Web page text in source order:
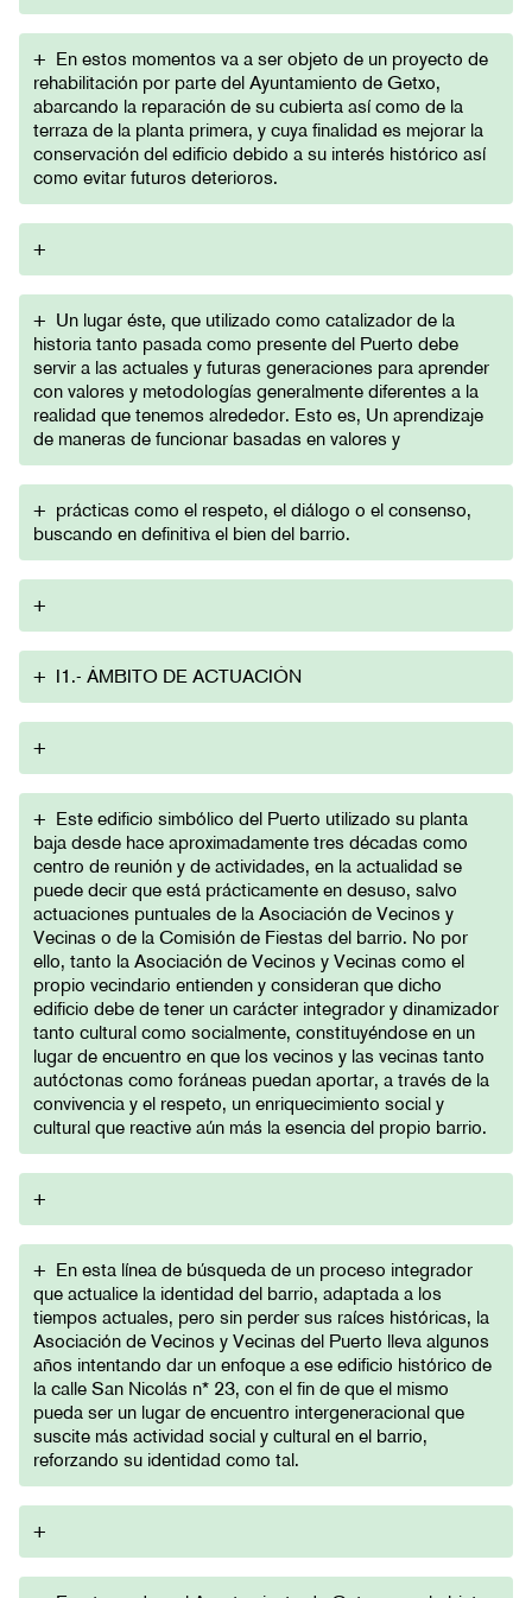
+ En estos momentos va a ser objeto de un proyecto de
rehabilitación por parte del Ayuntamiento de Getxo,
abarcando la reparación de su cubierta así como de la
terraza de la planta primera, y cuya finalidad es mejorar la
conservación del edificio debido a su interés histórico así
como evitar futuros deterioros.
+
+ Un lugar éste, que utilizado como catalizador de la
historia tanto pasada como presente del Puerto debe
servir a las actuales y futuras generaciones para aprender
con valores y metodologías generalmente diferentes a la
realidad que tenemos alrededor. Esto es, Un aprendizaje
de maneras de funcionar basadas en valores y
+ prácticas como el respeto, el diálogo o el consenso,
buscando en definitiva el bien del barrio.
+
+ I1.- ÁMBITO DE ACTUACIÓN
+
+ Este edificio simbólico del Puerto utilizado su planta
baja desde hace aproximadamente tres décadas como
centro de reunión y de actividades, en la actualidad se
puede decir que está prácticamente en desuso, salvo
actuaciones puntuales de la Asociación de Vecinos y
Vecinas o de la Comisión de Fiestas del barrio. No por
ello, tanto la Asociación de Vecinos y Vecinas como el
propio vecindario entienden y consideran que dicho
edificio debe de tener un carácter integrador y dinamizador
tanto cultural como socialmente, constituyéndose en un
lugar de encuentro en que los vecinos y las vecinas tanto
autóctonas como foráneas puedan aportar, a través de la
convivencia y el respeto, un enriquecimiento social y
cultural que reactive aún más la esencia del propio barrio.
+
+ En esta línea de búsqueda de un proceso integrador
que actualice la identidad del barrio, adaptada a los
tiempos actuales, pero sin perder sus raíces históricas, la
Asociación de Vecinos y Vecinas del Puerto lleva algunos
años intentando dar un enfoque a ese edificio histórico de
la calle San Nicolás n* 23, con el fin de que el mismo
pueda ser un lugar de encuentro intergeneracional que
suscite más actividad social y cultural en el barrio,
reforzando su identidad como tal.
+